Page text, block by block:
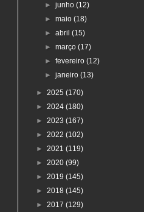
►junho(12)
►maio(18)
►abril(15)
►março(17)
►fevereiro(12)
►janeiro(13)
► 2025 (170)
► 2024 (180)
► 2023 (167)
► 2022 (102)
► 2021 (119)
► 2020 (99)
► 2019 (145)
► 2018 (145)
► 2017 (129)